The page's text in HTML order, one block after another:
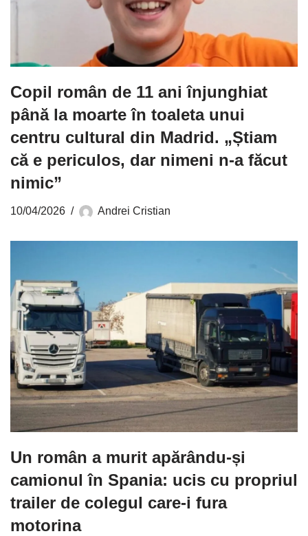
Copil român de 11 ani înjunghiat
până la moarte în toaleta unui
centru cultural din Madrid. „Știam
că e periculos, dar nimeni n-a făcut
nimic”
10/04/2026 Andrei Cristian
Un român a murit apărându-și
camionul în Spania: ucis cu propriul
trailer de colegul care-i fura
motorina